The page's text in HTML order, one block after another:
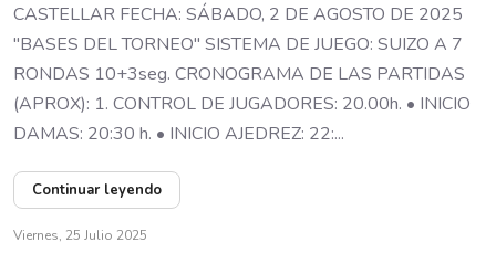
CASTELLAR FECHA: SÁBADO, 2 DE AGOSTO DE 2025
"BASES DEL TORNEO" SISTEMA DE JUEGO: SUIZO A 7
RONDAS 10+3seg. CRONOGRAMA DE LAS PARTIDAS
(APROX): 1. CONTROL DE JUGADORES: 20.00h. • INICIO
DAMAS: 20:30 h. • INICIO AJEDREZ: 22:...
Continuar leyendo
Viernes, 25 Julio 2025